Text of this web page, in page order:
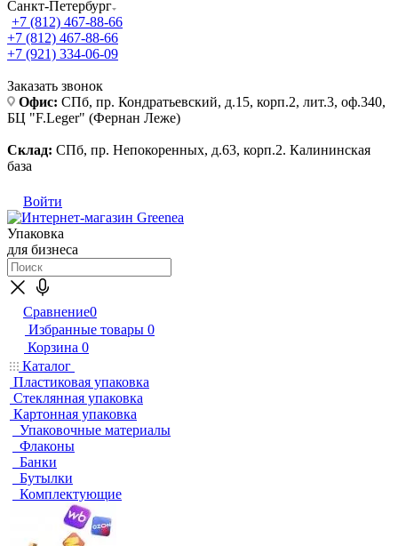
Санкт-Петербург
+7 (812) 467-88-66
+7 (812) 467-88-66
+7 (921) 334-06-09
Заказать звонок
Офис: СПб, пр. Кондратьевский, д.15, корп.2, лит.3, оф.340,
БЦ "F.Leger" (Фернан Леже)
Склад: СПб, пр. Непокоренных, д.63, корп.2. Калининская
база
Войти
Упаковка
для бизнеса
Сравнение0
Избранные товары 0
Корзина 0
Каталог
Пластиковая упаковка
Стеклянная упаковка
Картонная упаковка
Упаковочные материалы
Флаконы
Банки
Бутылки
Комплектующие